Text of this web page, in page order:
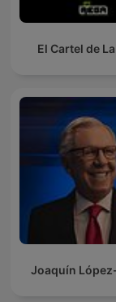
El Cartel de
Joaquín